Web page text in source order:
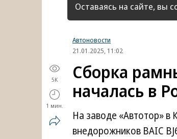
Оставаясь на сайте, вы
Автоновости
21.01.2025, 11:02
5K
1 мин.
Сборка
началась в
На заводе «Автотор» в
внедорожников BAIC